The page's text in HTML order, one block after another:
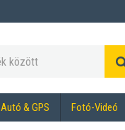
Autó & GPS Fotó-Videó